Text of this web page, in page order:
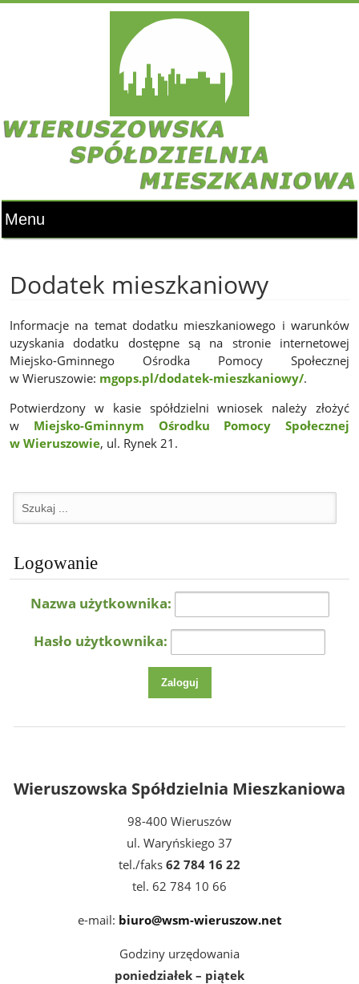
Dodatek mieszkaniowy
Informacje na temat dodatku mieszkaniowego i warunków
uzyskania dodatku dostępne są na stronie internetowej
Miejsko-Gminnego Ośrodka Pomocy Społecznej
w Wieruszowie: mgops.pl/dodatek-mieszkaniowy/.
Potwierdzony w kasie spółdzielni wniosek należy złożyć
w Miejsko-Gminnym Ośrodku Pomocy Społecznej
w Wieruszowie, ul. Rynek 21.
Logowanie
Nazwa użytkownika:
Hasło użytkownika:
Wieruszowska Spółdzielnia Mieszkaniowa
98-400 Wieruszów
ul. Waryńskiego 37
tel./faks 62 784 16 22
tel. 62 784 10 66
e-mail: biuro@wsm-wieruszow.net
Godziny urzędowania
poniedziałek – piątek